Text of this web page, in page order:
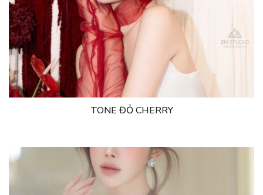
TONE ĐỎ CHERRY